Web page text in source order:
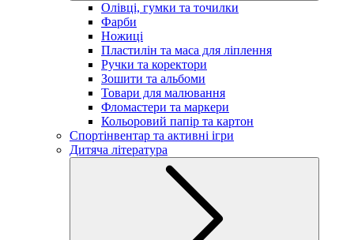
Олівці, гумки та точилки
Фарби
Ножиці
Пластилін та маса для ліплення
Ручки та коректори
Зошити та альбоми
Товари для малювання
Фломастери та маркери
Кольоровий папір та картон
Спортінвентар та активні ігри
Дитяча література